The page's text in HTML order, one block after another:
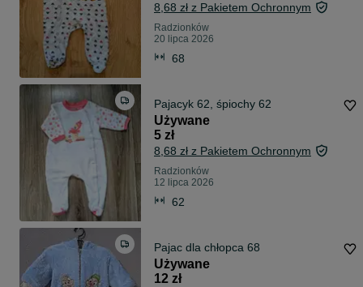
8,68 zł z Pakietem Ochronnym
Radzionków
20 lipca 2026
68
Pajacyk 62, śpiochy 62
Używane
5 zł
8,68 zł z Pakietem Ochronnym
Radzionków
12 lipca 2026
62
Pajac dla chłopca 68
Używane
12 zł